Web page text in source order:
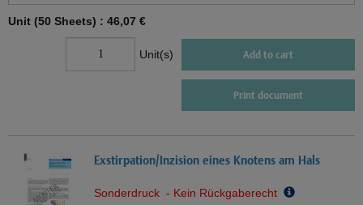
Unit (50 Sheets) : 46,07 €
Unit(s) Add to cart
Print document
Exstirpation/Inzision eines Knotens am Hals
Sonderdruck - Kein Rückgaberecht